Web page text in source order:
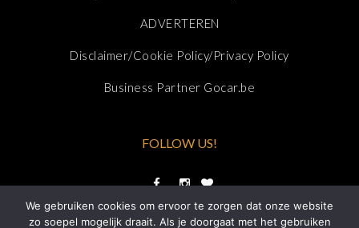
ADVERTEREN
Disclaimer/Cookie Policy/Privacy Policy
Business Partner Gocar.be
FOLLOW US!
We gebruiken cookies om ervoor te zorgen dat onze website
zo soepel mogelijk draait. Als je doorgaat met het gebruiken